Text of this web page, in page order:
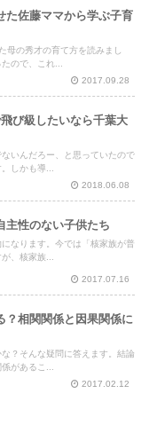
た佐藤ママから学ぶ子育
の秀才の育て方を読みまし
ので、これ...
2017.09.28
び級したいなら千葉大
いんだろー、と思っていたので
しかも導...
2018.06.08
主性のない子供たち
なります。今では「核家族が普
、核家族...
2017.07.16
？相関関係と因果関係に
？そんな疑問に答えます。結論
があるこ...
2017.02.12